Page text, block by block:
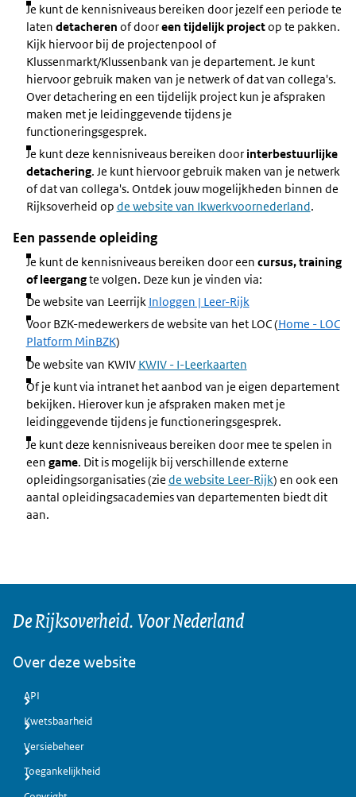
Je kunt de kennisniveaus bereiken door jezelf een periode te
laten detacheren of dooreen tijdelijk projectop te pakken.
Kijk hiervoor bij de projectenpool of
Klussenmarkt/Klussenbank van je departement. Je kunt
hiervoor gebruik maken van je netwerk of dat van collega's.
Over detachering en een tijdelijk project kun je afspraken
maken met je leidinggevende tijdens je
functioneringsgesprek.
Je kunt deze kennisniveaus bereiken door interbestuurlijke
detachering. Je kunt hiervoor gebruik maken van je netwerk
of dat van collega's. Ontdek jouw mogelijkheden binnen de
Rijksoverheid op de website van Ikwerkvoornederland.
Een passende opleiding
Je kunt de kennisniveaus bereiken door een cursus, training
of leergangte volgen. Deze kun je vinden via:
De website van Leerrijk Inloggen | Leer-Rijk
Voor BZK-medewerkers de website van het LOC (Home - LOC
Platform MinBZK)
De website van KWIV KWIV - I-Leerkaarten
Of je kunt via intranet het aanbod van je eigen departement
bekijken. Hierover kun je afspraken maken met je
leidinggevende tijdens je functioneringsgesprek.
Je kunt deze kennisniveaus bereiken door mee te spelen in
een game. Dit is mogelijk bij verschillende externe
opleidingsorganisaties (zie de website Leer-Rijk) en ook een
aantal opleidingsacademies van departementen biedt dit
aan.
De Rijksoverheid. Voor Nederland
Over deze website
API
Kwetsbaarheid
Versiebeheer
Toegankelijkheid